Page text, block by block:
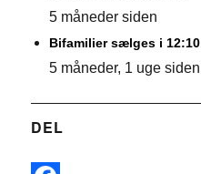
5 måneder siden
Bifamilier sælges i 12:10
5 måneder, 1 uge siden
DEL